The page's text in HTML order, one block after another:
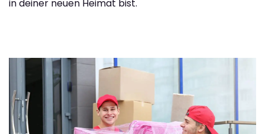
in deiner neuen Heimat bist.